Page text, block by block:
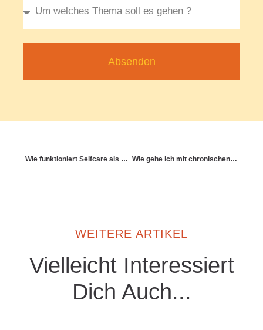
Absenden
Wie funktioniert Selfcare als pflegender Mensch? Wie gehe ich mit chronischen Entzündungen im Körper um?
WEITERE ARTIKEL
Vielleicht Interessiert
Dich Auch...